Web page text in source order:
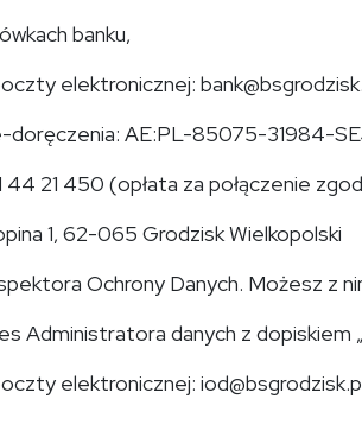
banku,
elektronicznej:
doręczenia: AE:PL-85075-31984-
44 21 450 (opłata za połączenie
1, 62-065 Grodzisk Wielkopolski
Ochrony Danych. Możesz z
Administratora danych z dopiskiem
elektronicznej: